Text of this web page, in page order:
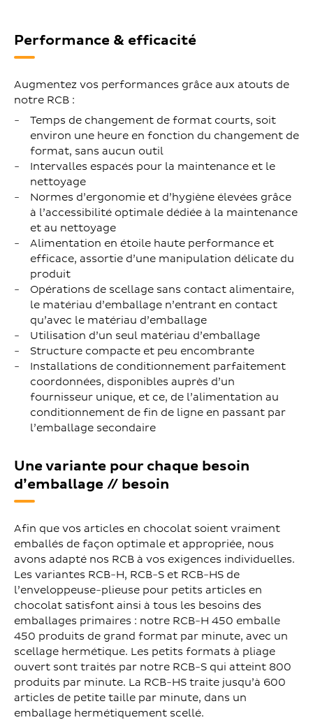
Performance & efficacité
Augmentez vos performances grâce aux atouts de
notre RCB :
Temps de changement de format courts, soit
environ une heure en fonction du changement de
format, sans aucun outil
Intervalles espacés pour la maintenance et le
nettoyage
Normes d’ergonomie et d’hygiène élevées grâce
à l’accessibilité optimale dédiée à la maintenance
et au nettoyage
Alimentation en étoile haute performance et
efficace, assortie d’une manipulation délicate du
produit
Opérations de scellage sans contact alimentaire,
le matériau d’emballage n’entrant en contact
qu’avec le matériau d’emballage
Utilisation d’un seul matériau d’emballage
Structure compacte et peu encombrante
Installations de conditionnement parfaitement
coordonnées, disponibles auprès d’un
fournisseur unique, et ce, de l’alimentation au
conditionnement de fin de ligne en passant par
l’emballage secondaire
Une variante pour chaque besoin
d’emballage // besoin
Afin que vos articles en chocolat soient vraiment
emballés de façon optimale et appropriée, nous
avons adapté nos RCB à vos exigences individuelles.
Les variantes RCB-H, RCB-S et RCB-HS de
l’enveloppeuse-plieuse pour petits articles en
chocolat satisfont ainsi à tous les besoins des
emballages primaires : notre RCB-H 450 emballe
450 produits de grand format par minute, avec un
scellage hermétique. Les petits formats à pliage
ouvert sont traités par notre RCB-S qui atteint 800
produits par minute. La RCB-HS traite jusqu’à 600
articles de petite taille par minute, dans un
emballage hermétiquement scellé.